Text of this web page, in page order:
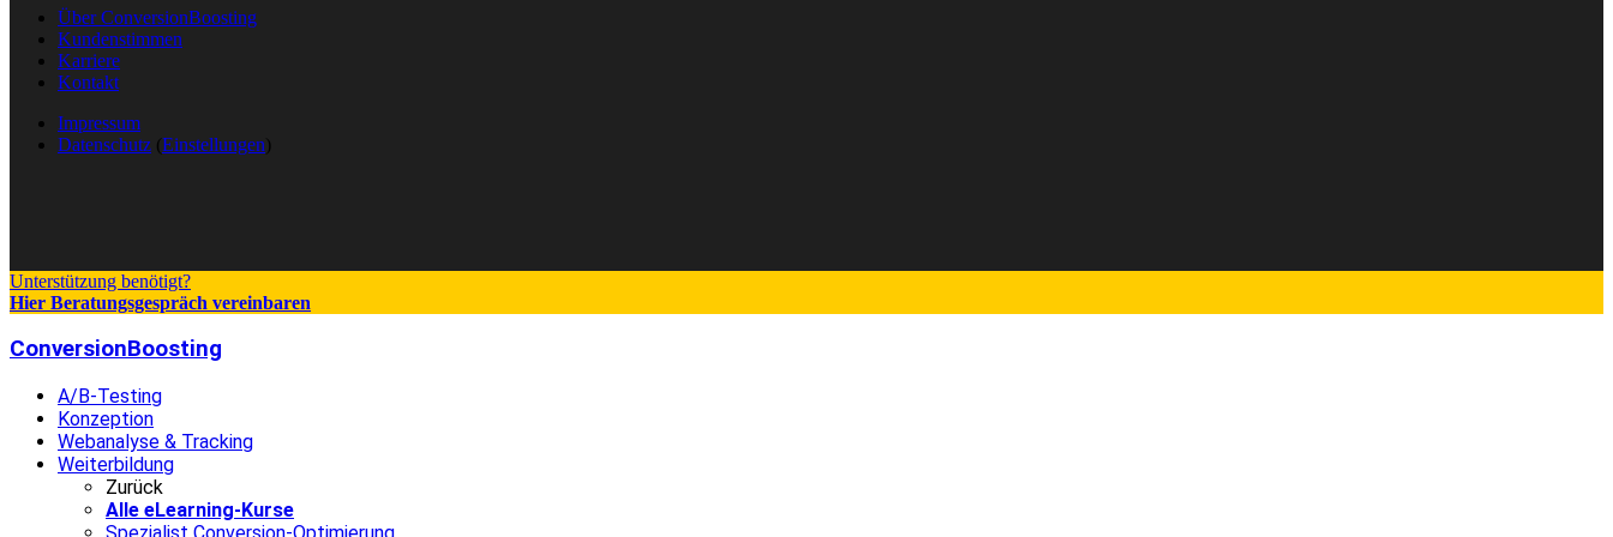
Über ConversionBoosting
Kundenstimmen
Karriere
Kontakt
Impressum
Datenschutz (Einstellungen )
Unterstützung benötigt?
Hier Beratungsgespräch vereinbaren
ConversionBoosting
A/B-Testing
Konzeption
Webanalyse & Tracking
Weiterbildung
Zurück
Alle eLearning-Kurse